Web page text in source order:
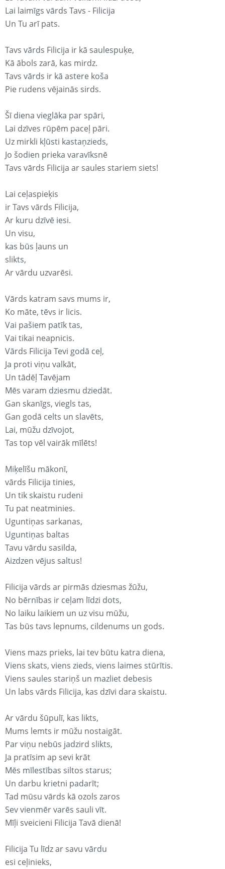
Lai laimīgs vārds Tavs - Filicija
Un Tu arī pats.
Tavs vārds Filicija ir kā saulespuķe,
Kā ābols zarā, kas mirdz.
Tavs vārds ir kā astere koša
Pie rudens vējainās sirds.
Šī diena vieglāka par spāri,
Lai dzīves rūpēm paceļ pāri.
Uz mirkli kļūsti kastaņzieds,
Jo šodien prieka varavīksnē
Tavs vārds Filicija ar saules stariem siets!
Lai ceļaspieķis
ir Tavs vārds Filicija,
Ar kuru dzīvē iesi.
Un visu,
kas būs ļauns un
slikts,
Ar vārdu uzvarēsi.
Vārds katram savs mums ir,
Ko māte, tēvs ir licis.
Vai pašiem patīk tas,
Vai tikai neapnicis.
Vārds Filicija Tevi godā ceļ,
Ja proti viņu valkāt,
Un tādēļ Tavējam
Mēs varam dziesmu dziedāt.
Gan skanīgs, viegls tas,
Gan godā celts un slavēts,
Lai, mūžu dzīvojot,
Tas top vēl vairāk mīlēts!
Miķelīšu mākonī,
vārds Filicija tinies,
Un tik skaistu rudeni
Tu pat neatminies.
Uguntiņas sarkanas,
Uguntiņas baltas
Tavu vārdu sasilda,
Aizdzen vējus saltus!
Filicija vārds ar pirmās dziesmas žūžu,
No bērnības ir ceļam līdzi dots,
No laiku laikiem un uz visu mūžu,
Tas būs tavs lepnums, cildenums un gods.
Viens mazs prieks, lai tev būtu katra diena,
Viens skats, viens zieds, viens laimes stūrītis.
Viens saules stariņš un mazliet debesis
Un labs vārds Filicija, kas dzīvi dara skaistu.
Ar vārdu šūpulī, kas likts,
Mums lemts ir mūžu nostaigāt.
Par viņu nebūs jadzird slikts,
Ja pratīsim ap sevi krāt
Mēs mīlestības siltos starus;
Un darbu krietni padarīt;
Tad mūsu vārds kā ozols zaros
Sev vienmēr varēs sauli vīt.
Mīļi sveicieni Filicija Tavā dienā!
Filicija Tu līdz ar savu vārdu
esi ceļinieks,